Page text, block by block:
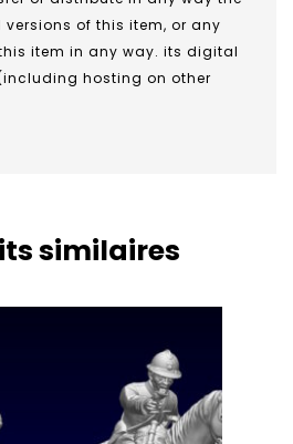
of this item, or any
item in any way. its digital
hosting on other
similaires